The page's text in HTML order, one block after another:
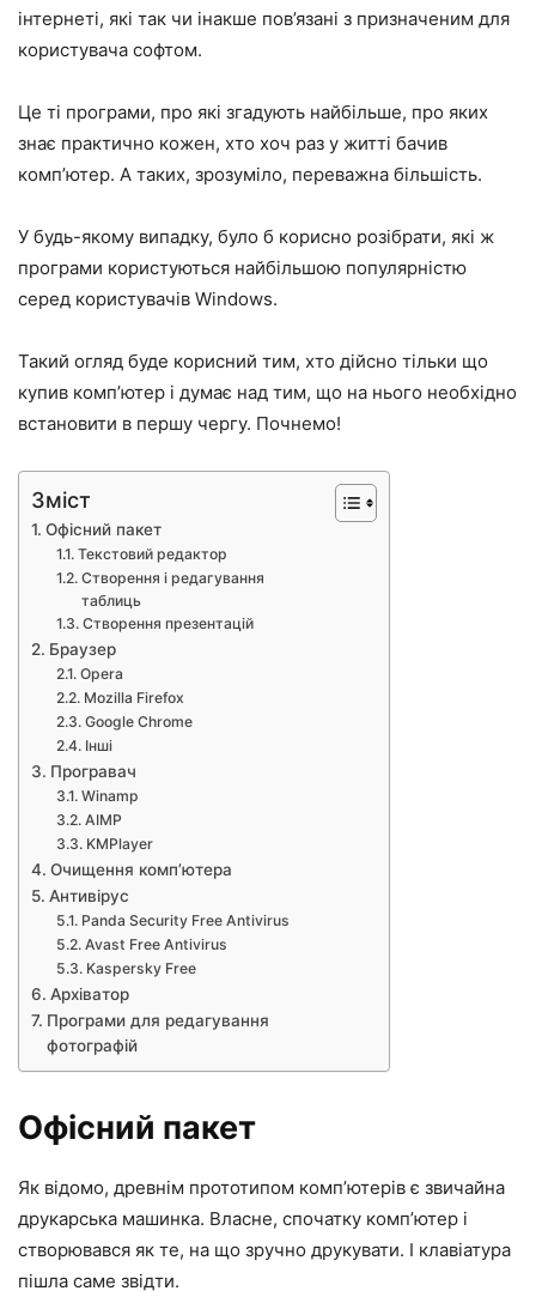
інтернеті, які так чи інакше пов’язані з призначеним для
користувача софтом.
Це ті програми, про які згадують найбільше, про яких
знає практично кожен, хто хоч раз у житті бачив
комп’ютер. А таких, зрозуміло, переважна більшість.
У будь-якому випадку, було б корисно розібрати, які ж
програми користуються найбільшою популярністю
серед користувачів Windows.
Такий огляд буде корисний тим, хто дійсно тільки що
купив комп’ютер і думає над тим, що на нього необхідно
встановити в першу чергу. Почнемо!
Зміст
Офісний пакет
Текстовий редактор
Створення і редагування
таблиць
Створення презентацій
Браузер
Opera
Mozilla Firefox
Google Chrome
Інші
Програвач
Winamp
AIMP
KMPlayer
Очищення комп’ютера
Антивірус
Panda Security Free Antivirus
Avast Free Antivirus
Kaspersky Free
Архіватор
Програми для редагування
фотографій
Офісний пакет
Як відомо, древнім прототипом комп’ютерів є звичайна
друкарська машинка. Власне, спочатку комп’ютер і
створювався як те, на що зручно друкувати. І клавіатура
пішла саме звідти.